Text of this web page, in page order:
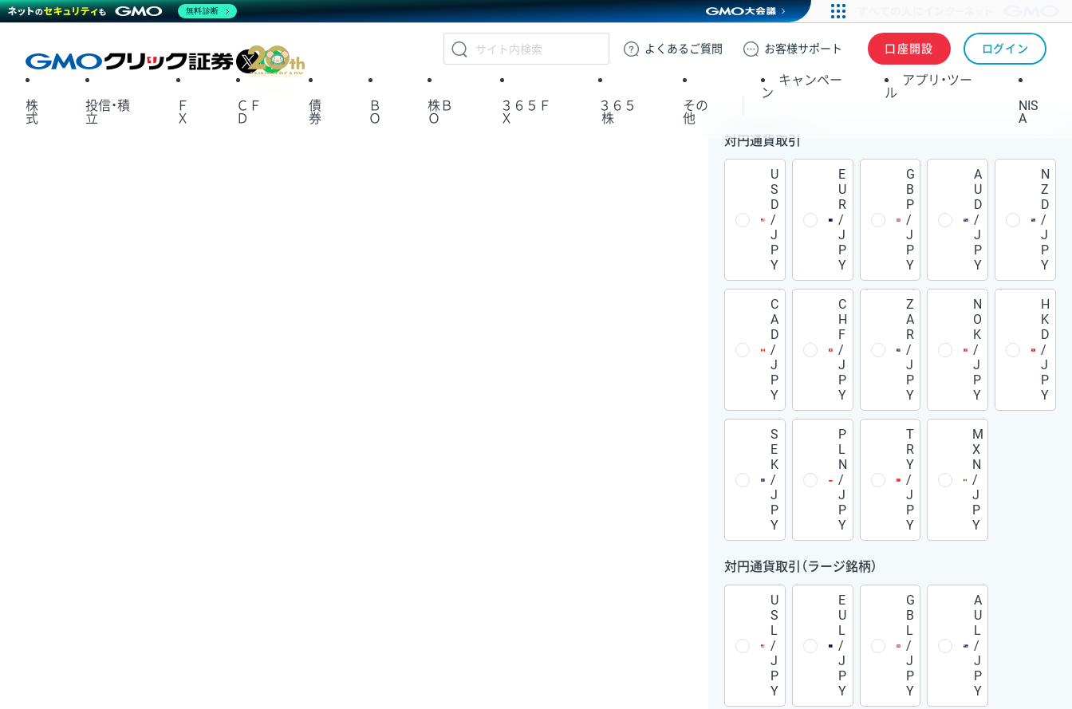
GMOクリック証券
よくある ご質問 お客様サポート 口座開設 ログイン
X
株
式
投信・積
立
Ｆ
Ｘ
ＣＦ
Ｄ
債
券
Ｂ
Ｏ
株Ｂ
Ｏ
３６５Ｆ
Ｘ
３６５
株
その
他
キャンペー
ン
アプリ・ツー
ル
NIS
A
対円通貨取引
U
S
D
/
J
P
Y
E
U
R
/
J
P
Y
G
B
P
/
J
P
Y
A
U
D
/
J
P
Y
N
Z
D
/
J
P
Y
C
A
D
/
J
P
Y
C
H
F
/
J
P
Y
Z
A
R
/
J
P
Y
N
O
K
/
J
P
Y
H
K
D
/
J
P
Y
S
E
K
/
J
P
Y
P
L
N
/
J
P
Y
T
R
Y
/
J
P
Y
M
X
N
/
J
P
Y
対円通貨取引（ラージ銘柄）
U
S
L
/
J
P
Y
E
U
L
/
J
P
Y
G
B
L
/
J
P
Y
A
U
L
/
J
P
Y
無料診断